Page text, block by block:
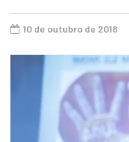
10 de outubro de 2018